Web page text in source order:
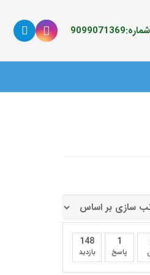
148
بازدید
1
پاسخ